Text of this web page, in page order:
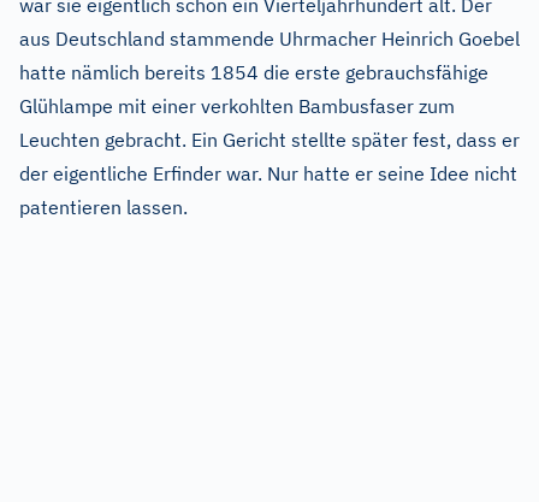
war sie eigentlich schon ein Vierteljahrhundert alt. Der
aus Deutschland stammende Uhrmacher Heinrich Goebel
hatte nämlich bereits 1854 die erste gebrauchsfähige
Glühlampe mit einer verkohlten Bambusfaser zum
Leuchten gebracht. Ein Gericht stellte später fest, dass er
der eigentliche Erfinder war. Nur hatte er seine Idee nicht
patentieren lassen.